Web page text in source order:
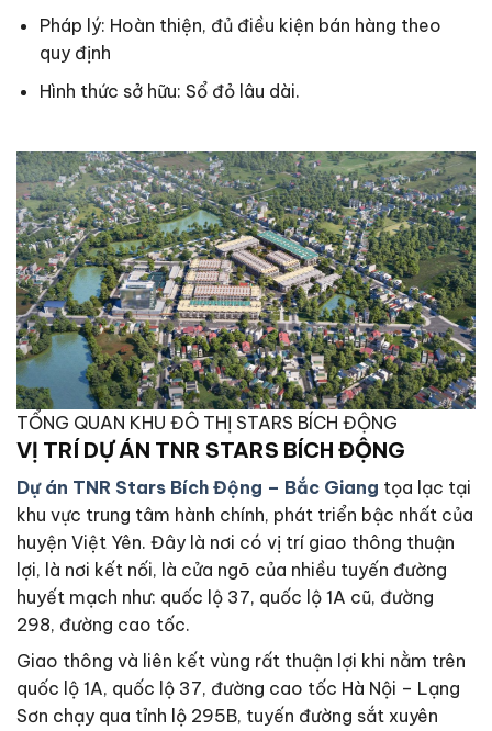
Pháp lý: Hoàn thiện, đủ điều kiện bán hàng theo
quy định
Hình thức sở hữu: Sổ đỏ lâu dài.
TỔNG QUAN KHU ĐÔ THỊ STARS BÍCH ĐỘNG
VỊ TRÍ DỰ ÁN TNR STARS BÍCH ĐỘNG
Dự án TNR Stars Bích Động – Bắc Giang tọa lạc tại
khu vực trung tâm hành chính, phát triển bậc nhất của
huyện Việt Yên. Đây là nơi có vị trí giao thông thuận
lợi, là nơi kết nối, là cửa ngõ của nhiều tuyến đường
huyết mạch như: quốc lộ 37, quốc lộ 1A cũ, đường
298, đường cao tốc.
Giao thông và liên kết vùng rất thuận lợi khi nằm trên
quốc lộ 1A, quốc lộ 37, đường cao tốc Hà Nội – Lạng
Sơn chạy qua tỉnh lộ 295B, tuyến đường sắt xuyên